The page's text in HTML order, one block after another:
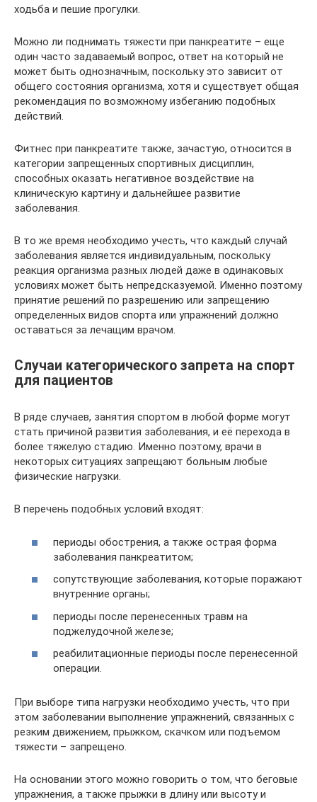
ходьба и пешие прогулки.
Можно ли поднимать тяжести при панкреатите – еще
один часто задаваемый вопрос, ответ на который не
может быть однозначным, поскольку это зависит от
общего состояния организма, хотя и существует общая
рекомендация по возможному избеганию подобных
действий.
Фитнес при панкреатите также, зачастую, относится в
категории запрещенных спортивных дисциплин,
способных оказать негативное воздействие на
клиническую картину и дальнейшее развитие
заболевания.
В то же время необходимо учесть, что каждый случай
заболевания является индивидуальным, поскольку
реакция организма разных людей даже в одинаковых
условиях может быть непредсказуемой. Именно поэтому
принятие решений по разрешению или запрещению
определенных видов спорта или упражнений должно
оставаться за лечащим врачом.
Случаи категорического запрета на спорт
для пациентов
В ряде случаев, занятия спортом в любой форме могут
стать причиной развития заболевания, и её перехода в
более тяжелую стадию. Именно поэтому, врачи в
некоторых ситуациях запрещают больным любые
физические нагрузки.
В перечень подобных условий входят:
периоды обострения, а также острая форма
заболевания панкреатитом;
сопутствующие заболевания, которые поражают
внутренние органы;
периоды после перенесенных травм на
поджелудочной железе;
реабилитационные периоды после перенесенной
операции.
При выборе типа нагрузки необходимо учесть, что при
этом заболевании выполнение упражнений, связанных с
резким движением, прыжком, скачком или подъемом
тяжести – запрещено.
На основании этого можно говорить о том, что беговые
упражнения, а также прыжки в длину или высоту и